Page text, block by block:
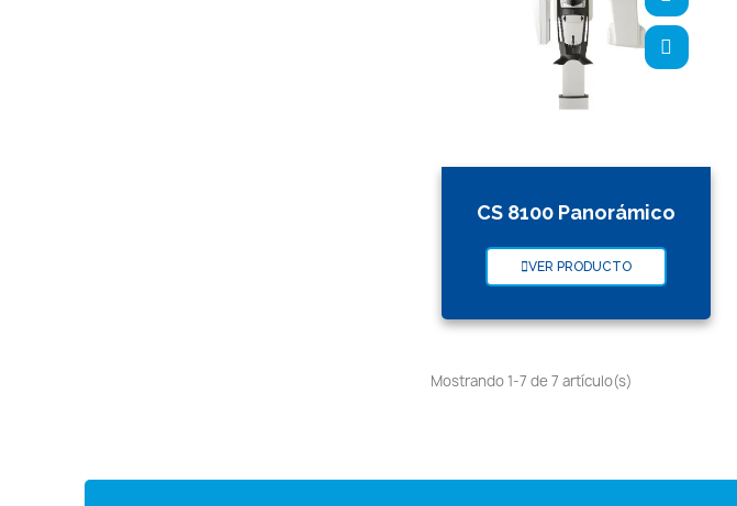
CS 8100 Panorámico
VER PRODUCTO
Mostrando 1-7 de 7 artículo(s)